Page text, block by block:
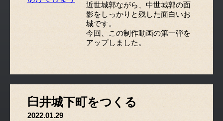
近世城郭ながら、中世城郭の面
影をしっかりと残した面白いお
城です。
今回、この制作動画の第一弾を
アップしました。
臼井城下町をつくる
2022.01.29